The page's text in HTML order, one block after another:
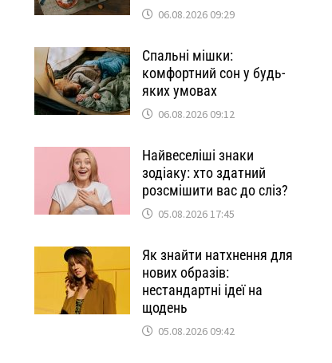
06.08.2026 09:29
Спальні мішки:
комфортний сон у будь-
яких умовах
06.08.2026 09:12
Найвеселіші знаки
зодіаку: хто здатний
розсмішити вас до сліз?
05.08.2026 17:45
Як знайти натхнення для
нових образів:
нестандартні ідеї на
щодень
05.08.2026 09:42